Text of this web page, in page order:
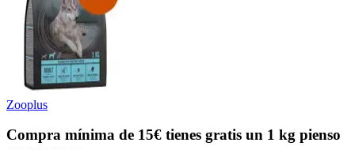
Zooplus
Compra mínima de 15€ tienes gratis un 1 kg pienso